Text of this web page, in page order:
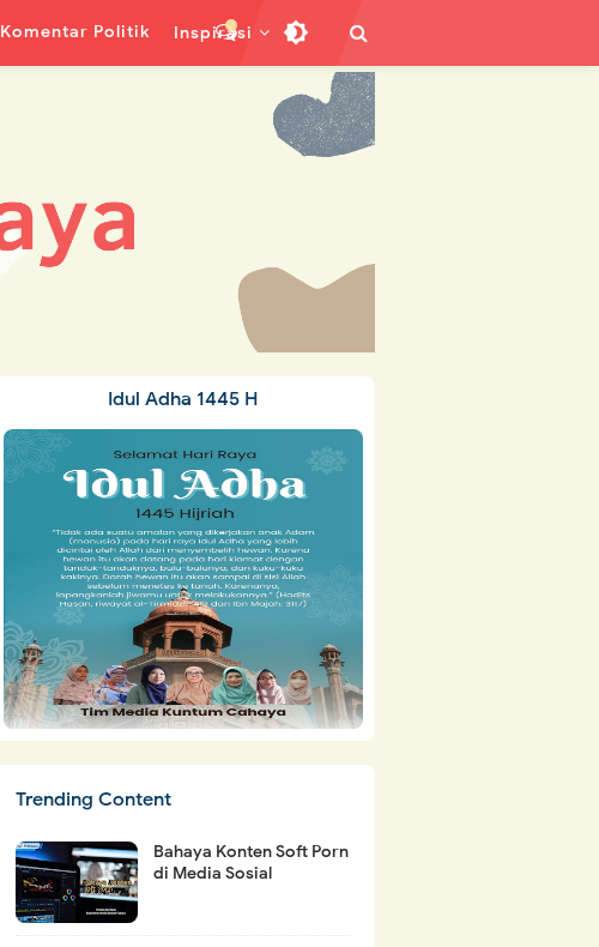
Komentar Politik Inspirasi
Idul Adha 1445 H
Trending Content
Bahaya Konten Soft Porn
di Media Sosial